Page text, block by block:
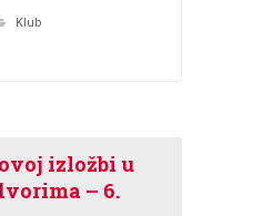
Klub
izložbi u
– 6.